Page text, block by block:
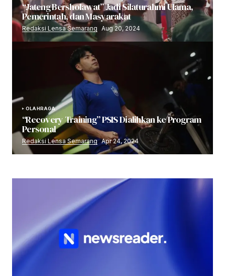
“Jateng Bersholawat” Jadi Silaturahmi Ulama,
Pemerintah, dan Masyarakat
Redaksi Lensa Semarang Aug 20, 2024
OLAHRAGA
“Recovery Training” PSIS Dialihkan ke Program
Personal
Redaksi Lensa Semarang Apr 24, 2024